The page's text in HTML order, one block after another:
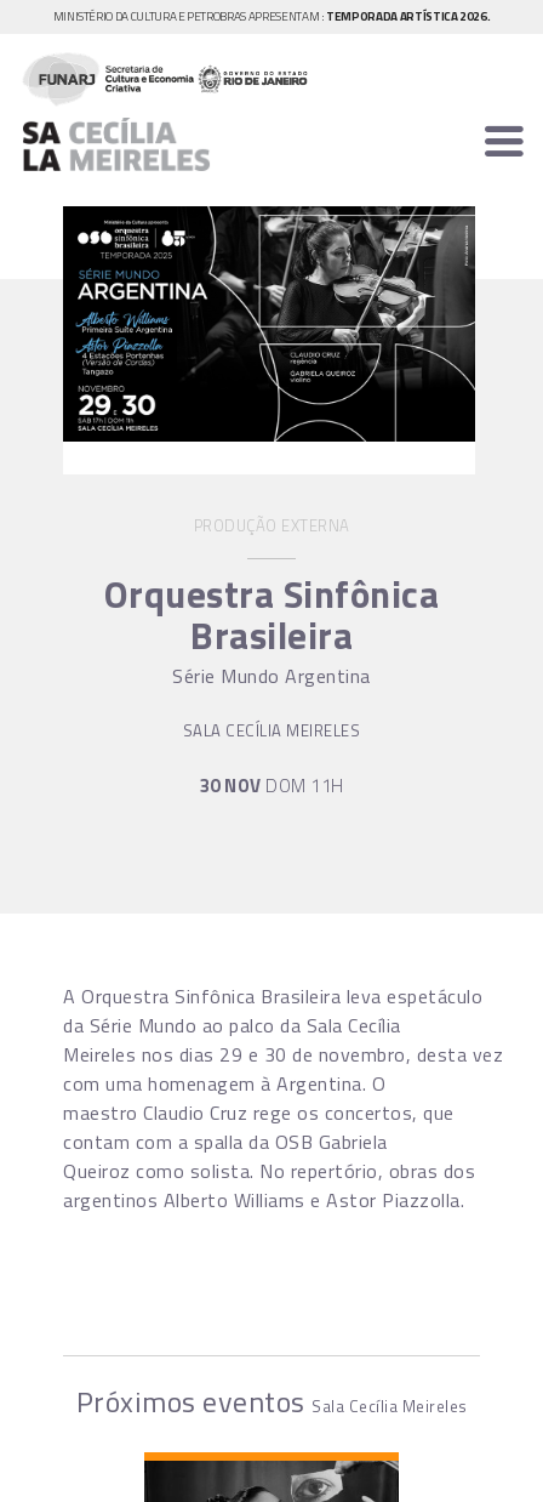
MINISTÉRIO DA CULTURA E PETROBRAS APRESENTAM : TEMPORADA ARTÍSTICA 2026.
PRODUÇÃO EXTERNA
Orquestra Sinfônica
Brasileira
Série Mundo Argentina
SALA CECÍLIA MEIRELES
30 NOV DOM 11H
A Orquestra Sinfônica Brasileira leva espetáculo
da Série Mundo ao palco da Sala Cecília
Meireles nos dias 29 e 30 de novembro, desta vez
com uma homenagem à Argentina. O
maestro Claudio Cruz rege os concertos, que
contam com a spalla da OSB Gabriela
Queiroz como solista. No repertório, obras dos
argentinos Alberto Williams e Astor Piazzolla.
Próximos eventos Sala Cecília Meireles